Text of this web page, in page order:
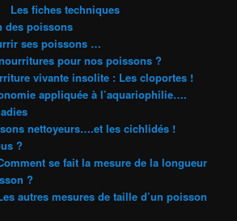
Les fiches techniques
des poissons
ses poissons …
pour nos poissons ?
vivante insolite : Les cloportes !
appliquée à l’aquariophilie….
nettoyeurs….et les cichlidés !
?
se fait la mesure de la longueur
?
autres mesures de taille d’un poisson